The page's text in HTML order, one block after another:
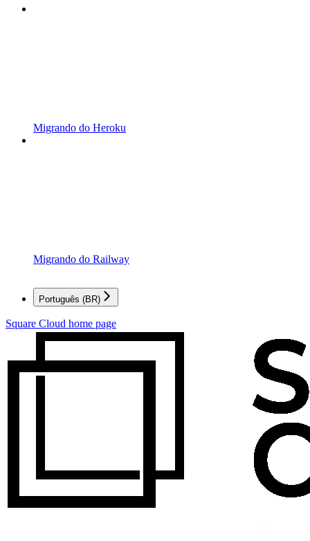
Migrando do Heroku
Migrando do Railway
Português (BR)
Square Cloud home page